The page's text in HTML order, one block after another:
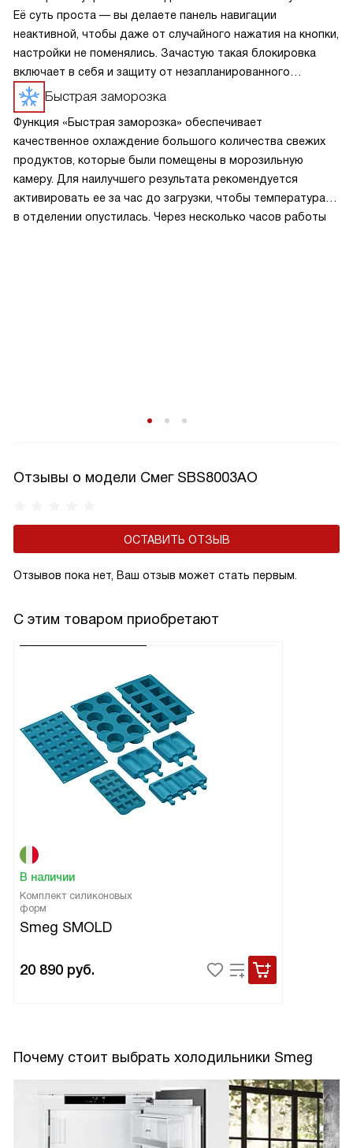
Её суть проста — вы делаете панель навигации
неактивной, чтобы даже от случайного нажатия на кнопки,
настройки не поменялись. Зачастую такая блокировка
включает в себя и защиту от незапланированного
включения, что важно в доме с маленькими детьми.
Быстрая заморозка
Функция «Быстрая заморозка» обеспечивает
качественное охлаждение большого количества свежих
продуктов, которые были помещены в морозильную
камеру. Для наилучшего результата рекомендуется
активировать ее за час до загрузки, чтобы температура
в отделении опустилась. Через несколько часов работы
Отзывы о модели Смег SBS8003AO
ОСТАВИТЬ ОТЗЫВ
Отзывов пока нет, Ваш отзыв может стать первым.
С этим товаром приобретают
В наличии
Комплект силиконовых
форм
Smeg SMOLD
20 890 руб.
Почему стоит выбрать холодильники Smeg